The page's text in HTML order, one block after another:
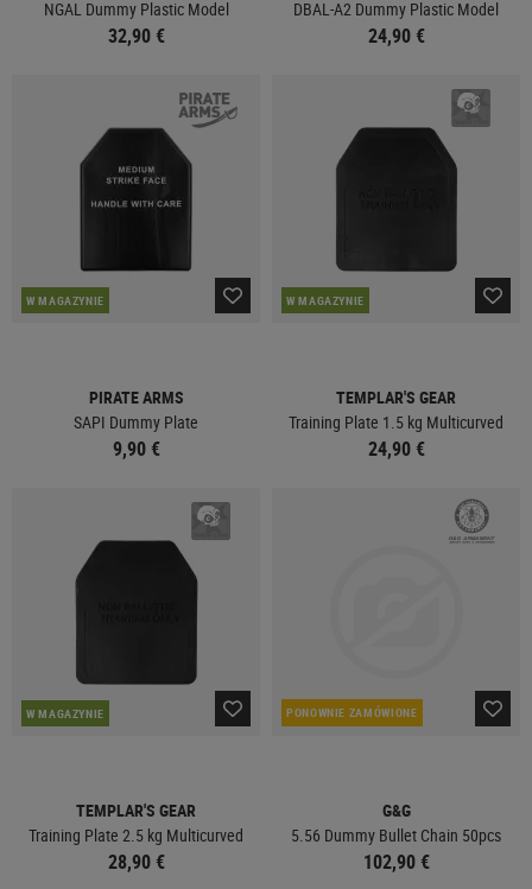
NGAL Dummy Plastic Model
32,90 €
DBAL-A2 Dummy Plastic Model
24,90 €
W MAGAZYNIE
PIRATE ARMS
SAPI Dummy Plate
9,90 €
W MAGAZYNIE
TEMPLAR'S GEAR
Training Plate 1.5 kg Multicurved
24,90 €
W MAGAZYNIE
TEMPLAR'S GEAR
Training Plate 2.5 kg Multicurved
28,90 €
PONOWNIE ZAMÓWIONE
G&G
5.56 Dummy Bullet Chain 50pcs
102,90 €